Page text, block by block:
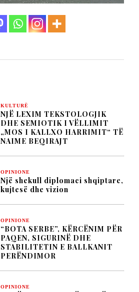
KULTURË
NJË LEXIM TEKSTOLOGJIK
DHE SEMIOTIK I VËLLIMIT
„MOS I KALLXO HARRIMIT“ TË
NAIME BEQIRAJT
OPINIONE
Një shekull diplomaci shqiptare,
kujtesë dhe vizion
OPINIONE
“BOTA SERBE”, KËRCËNIM PËR
PAQEN, SIGURINË DHE
STABILITETIN E BALLKANIT
PERËNDIMOR
OPINIONE